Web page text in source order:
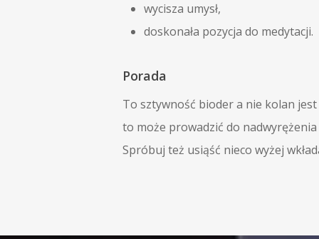
wycisza umysł,
doskonała pozycja do medytacji.
Porada
To sztywność bioder a nie kolan
to może prowadzić do
Spróbuj też usiąść nieco wyżej